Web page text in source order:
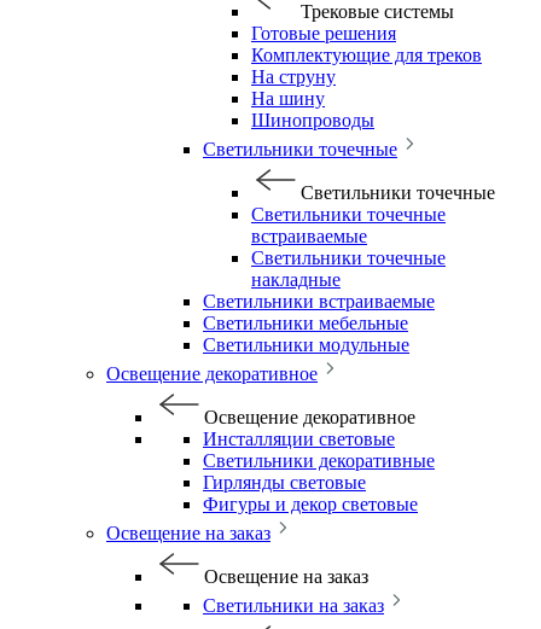
Трековые системы
Готовые решения
Комплектующие для треков
На струну
На шину
Шинопроводы
Светильники точечные
Светильники точечные
Светильники точечные
встраиваемые
Светильники точечные
накладные
Светильники встраиваемые
Светильники мебельные
Светильники модульные
Освещение декоративное
Освещение декоративное
Инсталляции световые
Светильники декоративные
Гирлянды световые
Фигуры и декор световые
Освещение на заказ
Освещение на заказ
Светильники на заказ